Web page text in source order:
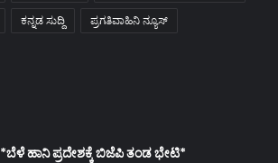
ಕನ್ನಡ ಸುದ್ದಿ ಪ್ರಗತಿವಾಹಿನಿ ನ್ಯೂಸ್
*ಬೆಳೆ ಹಾನಿ ಪ್ರದೇಶಕ್ಕೆ ಬಿಜೆಪಿ ತಂಡ ಭೇಟಿ*